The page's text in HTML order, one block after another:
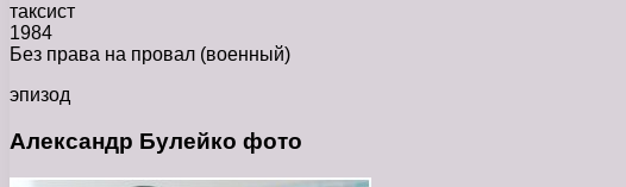
таксист
1984
Без права на провал (военный)
эпизод
Александр Булейко фото